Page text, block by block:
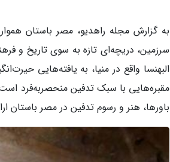
به گزارش مجله راهدیو، مصر باستان
سرزمین، دریچه‌ای تازه به سوی تاریخ و
البهنسا واقع در منیا، به یافته‌هایی
مقبره‌هایی با سبک تدفین منحصر‌به‌فرد
باورها، هنر و رسوم تدفین در مصر باستان